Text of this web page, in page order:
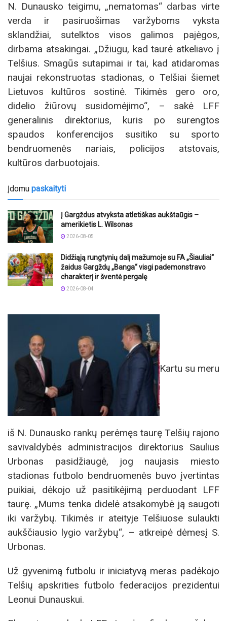
N. Dunausko teigimu, „nematomas“ darbas virte
verda ir pasiruošimas varžyboms vyksta
sklandžiai, sutelktos visos galimos pajėgos,
dirbama atsakingai. „Džiugu, kad taurė atkeliavo į
Telšius. Smagūs sutapimai ir tai, kad atidaromas
naujai rekonstruotas stadionas, o Telšiai šiemet
Lietuvos kultūros sostinė. Tikimės gero oro,
didelio žiūrovų susidomėjimo“, – sakė LFF
generalinis direktorius, kuris po surengtos
spaudos konferencijos susitiko su sporto
bendruomenės nariais, policijos atstovais,
kultūros darbuotojais.
Įdomu paskaityti
Į Gargždus atvyksta atletiškas aukštaūgis –
amerikietis L. Wilsonas
2026-08-05
Didžiąją rungtynių dalį mažumoje su FA „Šiauliai“
žaidus Gargždų „Banga“ visgi pademonstravo
charakterį ir šventė pergalę
2026-08-04
Kartu su meru
iš N. Dunausko rankų perėmęs taurę Telšių rajono
savivaldybės administracijos direktorius Saulius
Urbonas pasidžiaugė, jog naujasis miesto
stadionas futbolo bendruomenės buvo įvertintas
puikiai, dėkojo už pasitikėjimą perduodant LFF
taurę. „Mums tenka didelė atsakomybė ją saugoti
iki varžybų. Tikimės ir ateityje Telšiuose sulaukti
aukščiausio lygio varžybų“, – atkreipė dėmesį S.
Urbonas.
Už gyvenimą futbolu ir iniciatyvą meras padėkojo
Telšių apskrities futbolo federacijos prezidentui
Leonui Dunauskui.